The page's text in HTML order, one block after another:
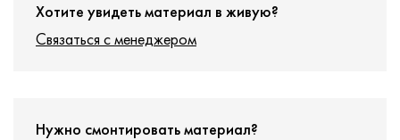
Хотите увидеть материал в живую?
Связаться с менеджером
Нужно смонтировать материал?